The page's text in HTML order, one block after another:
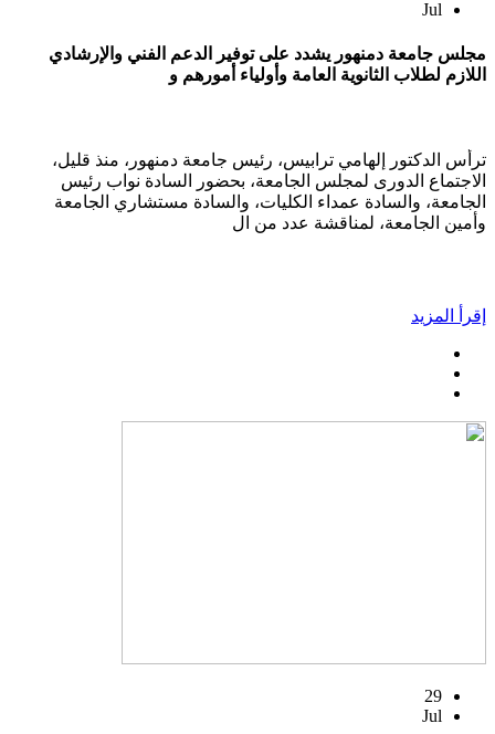
Jul
مجلس جامعة دمنهور يشدد على توفير الدعم الفني والإرشادي
اللازم لطلاب الثانوية العامة وأولياء أمورهم و
ترأس الدكتور إلهامي ترابيس، رئيس جامعة دمنهور، منذ قليل،
الاجتماع الدورى لمجلس الجامعة، بحضور السادة نواب رئيس
الجامعة، والسادة عمداء الكليات، والسادة مستشاري الجامعة
وأمين الجامعة، لمناقشة عدد من ال
إقرأ المزيد
29
Jul